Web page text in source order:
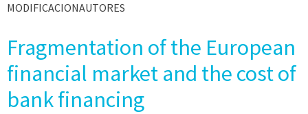
MODIFICACIONAUTORES
Fragmentation of the European
financial market and the cost of
bank financing